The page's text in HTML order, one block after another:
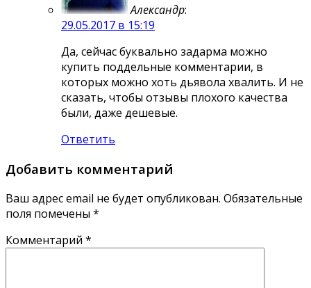
Александр:
29.05.2017 в 15:19
Да, сейчас буквально задарма можно
купить поддельные комментарии, в
которых можно хоть дьявола хвалить. И не
сказать, чтобы отзывы плохого качества
были, даже дешевые.
Ответить
Добавить комментарий
Ваш адрес email не будет опубликован. Обязательные
поля помечены *
Комментарий *